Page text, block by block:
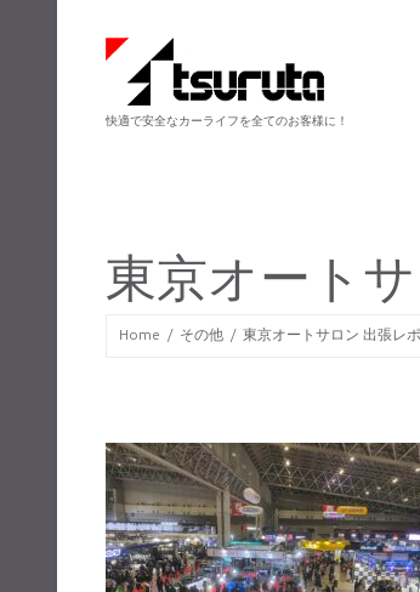
快適で安全なカーライフを全てのお客様に！
東京オート
Home その他 東京オートサロン 出張レ